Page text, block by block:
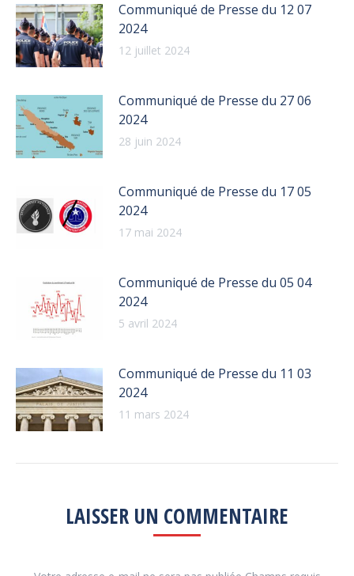
Communiqué de Presse du 12 07
2024
12 juillet 2024
Communiqué de Presse du 27 06
2024
28 juin 2024
Communiqué de Presse du 17 05
2024
17 mai 2024
Communiqué de Presse du 05 04
2024
5 avril 2024
Communiqué de Presse du 11 03
2024
11 mars 2024
LAISSER UN COMMENTAIRE